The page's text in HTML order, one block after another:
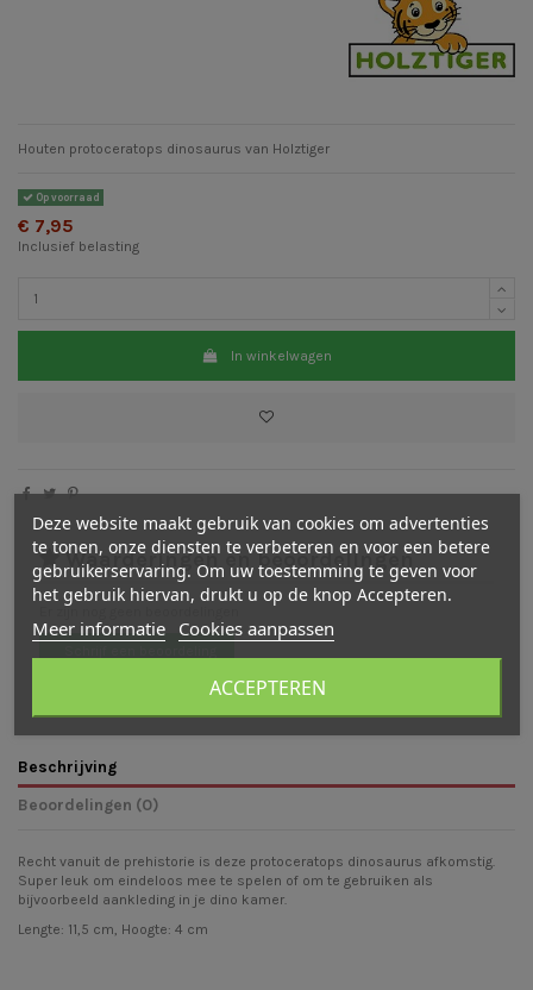
Houten protoceratops dinosaurus van Holztiger
Op voorraad
€ 7,95
Inclusief belasting
In winkelwagen
Waarderingen en beoordelingen
Beschrijving
Beoordelingen (0)
Recht vanuit de prehistorie is deze protoceratops dinosaurus afkomstig.
Super leuk om eindeloos mee te spelen of om te gebruiken als
bijvoorbeeld aankleding in je dino kamer.
Lengte: 11,5 cm, Hoogte: 4 cm
Deze website maakt gebruik van cookies om advertenties
te tonen, onze diensten te verbeteren en voor een betere
gebruikerservaring. Om uw toestemming te geven voor
het gebruik hiervan, drukt u op de knop Accepteren.
Meer informatie Cookies aanpassen
ACCEPTEREN